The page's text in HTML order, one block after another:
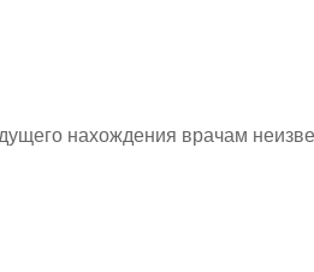
нахождения врачам